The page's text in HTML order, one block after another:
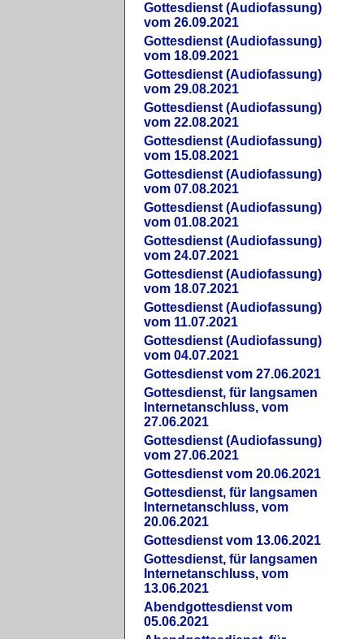
Gottesdienst (Audiofassung)
vom 26.09.2021
Gottesdienst (Audiofassung)
vom 18.09.2021
Gottesdienst (Audiofassung)
vom 29.08.2021
Gottesdienst (Audiofassung)
vom 22.08.2021
Gottesdienst (Audiofassung)
vom 15.08.2021
Gottesdienst (Audiofassung)
vom 07.08.2021
Gottesdienst (Audiofassung)
vom 01.08.2021
Gottesdienst (Audiofassung)
vom 24.07.2021
Gottesdienst (Audiofassung)
vom 18.07.2021
Gottesdienst (Audiofassung)
vom 11.07.2021
Gottesdienst (Audiofassung)
vom 04.07.2021
Gottesdienst vom 27.06.2021
Gottesdienst, für langsamen
Internetanschluss, vom
27.06.2021
Gottesdienst (Audiofassung)
vom 27.06.2021
Gottesdienst vom 20.06.2021
Gottesdienst, für langsamen
Internetanschluss, vom
20.06.2021
Gottesdienst vom 13.06.2021
Gottesdienst, für langsamen
Internetanschluss, vom
13.06.2021
Abendgottesdienst vom
05.06.2021